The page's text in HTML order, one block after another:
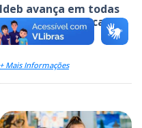
Ideb avança em todas
as etapas da educação
básica
+ Mais Informações